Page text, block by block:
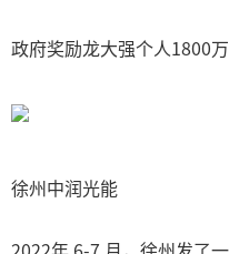
政府奖励龙大强个人1800万
徐州中润光能